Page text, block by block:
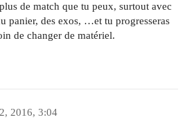
de match que tu peux, surtout avec
panier, des exos, …et tu progresseras
de changer de matériel.
2016, 3:04